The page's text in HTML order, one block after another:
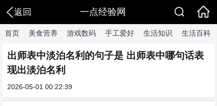
返回 一点经验网
首页 美食营养 游戏数码 手工爱好 生活知识 生活百科
出师表中淡泊名利的句子是 出师表中哪句话表
现出淡泊名利
2026-05-01 00:22:39